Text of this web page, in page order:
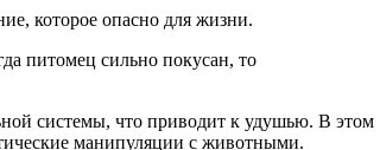
которое опасно для жизни.
питомец сильно покусан, то
системы, что приводит к удушью. В этом
манипуляции с животными.